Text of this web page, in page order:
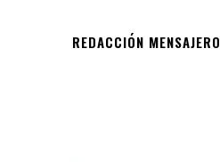
REDACCIÓN MENSAJERO